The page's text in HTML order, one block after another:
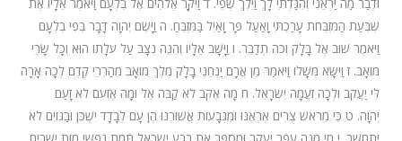
שִׁבְעַת הַמִּזְבְּחֹת עָרַכְתִּי וָאַעַל פָּר וָאַיִל בַּמִּזְבֵּחַ. ה וַיָּשֶׂם יְהוָה דָּבָר בְּפִי בִלְעָם
וַיֹּאמֶר שׁוּב אֶל בָּלָק וְכֹה תְדַבֵּר. ו וַיָּשָׁב אֵלָיו וְהִנֵּה נִצָּב עַל עֹלָתוֹ הוּא וְכָל שָׂרֵי
מוֹאָב. ז וַיִּשָּׂא מְשָׁלוֹ וַיֹּאמַר מִן אֲרָם יַנְחֵנִי בָלָק מֶלֶךְ מוֹאָב מֵהַרְרֵי קֶדֶם לְכָה אָרָה
לִּי יַעֲקֹב וּלְכָה זֹעֲמָה יִשְׂרָאֵל. ח מָה אֶקֹּב לֹא קַבֹּה אֵל וּמָה אֶזְעֹם לֹא זָעַם
יְהוָה. ט כִּי מֵרֹאשׁ צֻרִים אֶרְאֶנּוּ וּמִגְּבָעוֹת אֲשׁוּרֶנּוּ הֶן עָם לְבָדָד יִשְׁכֹּן וּבַגּוֹיִם לֹא
יִתְחַשָּׁב. י מִי מָנָה עֲפַר יַעֲקֹב וּמִסְפָּר אֶת רֹבַע יִשְׂרָאֵל תָּמֹת נַפְשִׁי מוֹת יְשָׁרִים